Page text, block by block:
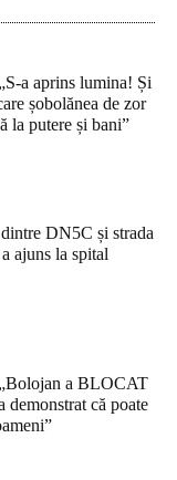
a aprins lumina! Și
șobolănea de zor
la putere și bani”
DN5C și strada
ajuns la spital
a BLOCAT
demonstrat că poate